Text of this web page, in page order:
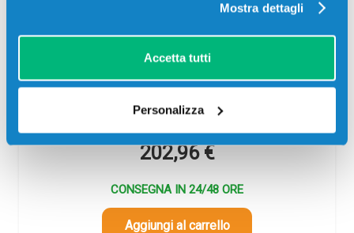
Mostra dettagli
Accetta tutti
Personalizza
Toner originale Hp CE285AD Multipack 85A (Conf. da 2
M1130 MFP, Hp LASERJET M1132 MFP, Hp LASERJET…
202,96€
CONSEGNA IN 24/48 ORE
Aggiungi al carrello